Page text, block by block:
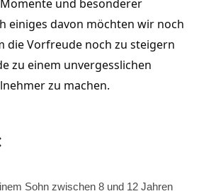
und besonderer
einiges davon möchten wir noch
die Vorfreude noch zu steigern
zu einem unvergesslichen
zu machen.
Sohn zwischen 8 und 12 Jahren